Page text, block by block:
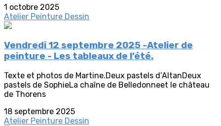
1 octobre 2025
Atelier Peinture Dessin
Vendredi 12 septembre 2025 -Atelier de
peinture - Les tableaux de l’été.
Texte et photos de Martine.Deux pastels d’AltanDeux
pastels de SophieLa chaîne de Belledonneet le château
de Thorens
18 septembre 2025
Atelier Peinture Dessin